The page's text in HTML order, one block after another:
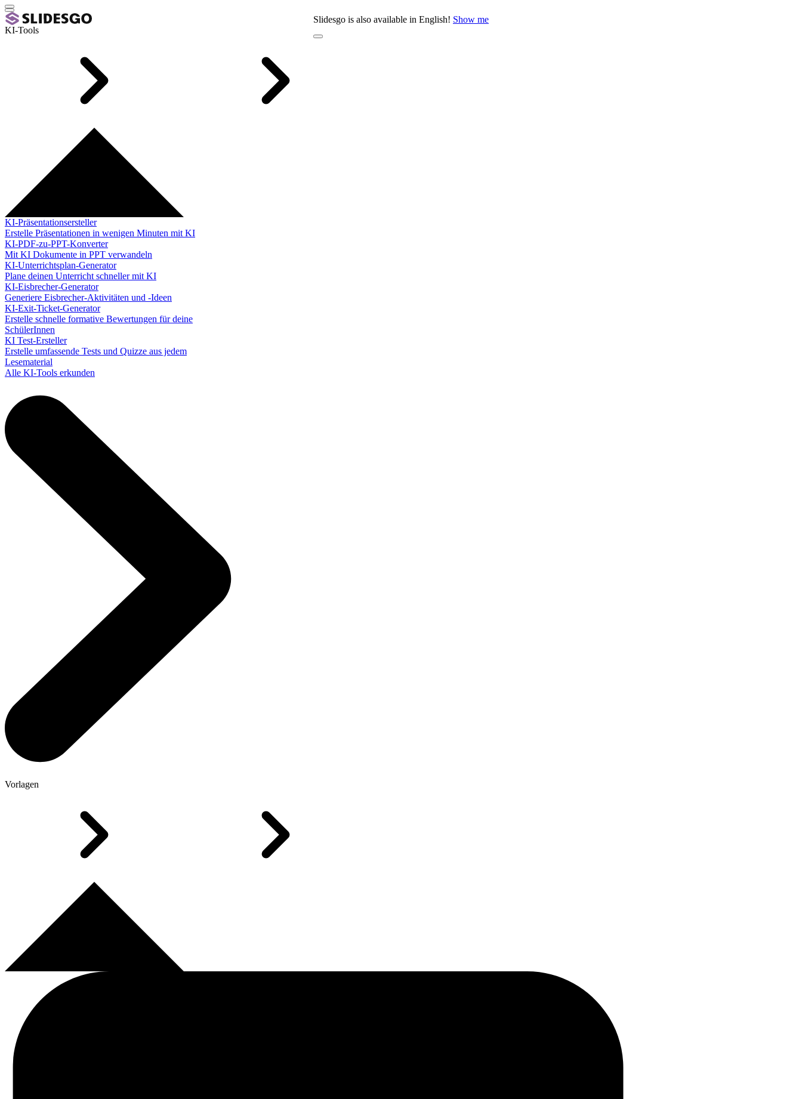
Slidesgo is also available in English! Show me
KI-Tools
KI-Präsentationsersteller
Erstelle Präsentationen in wenigen Minuten mit KI
KI-PDF-zu-PPT-Konverter
Mit KI Dokumente in PPT verwandeln
KI-Unterrichtsplan-Generator
Plane deinen Unterricht schneller mit KI
KI-Eisbrecher-Generator
Generiere Eisbrecher-Aktivitäten und -Ideen
KI-Exit-Ticket-Generator
Erstelle schnelle formative Bewertungen für deine
SchülerInnen
KI Test-Ersteller
Erstelle umfassende Tests und Quizze aus jedem
Lesematerial
Alle KI-Tools erkunden
Vorlagen